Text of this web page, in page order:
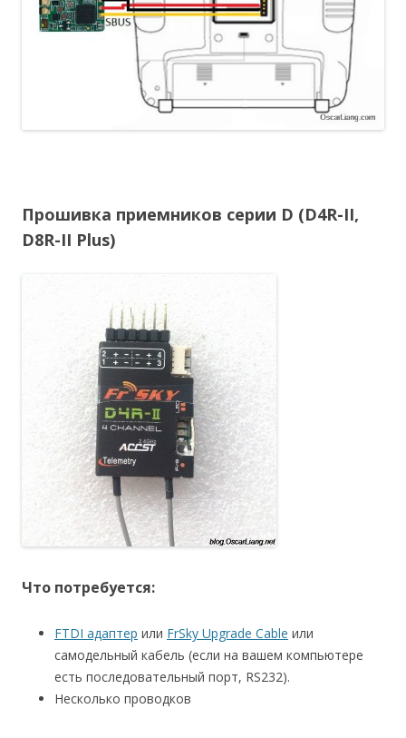
Прошивка приемников серии D (D4R-II,
D8R-II Plus)
Что потребуется:
FTDI адаптер или FrSky Upgrade Cable или
самодельный кабель (если на вашем компьютере
есть последовательный порт, RS232).
Несколько проводков